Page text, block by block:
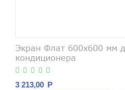
Экран Флат 600х600 мм
кондиционера
3 213,00 Р